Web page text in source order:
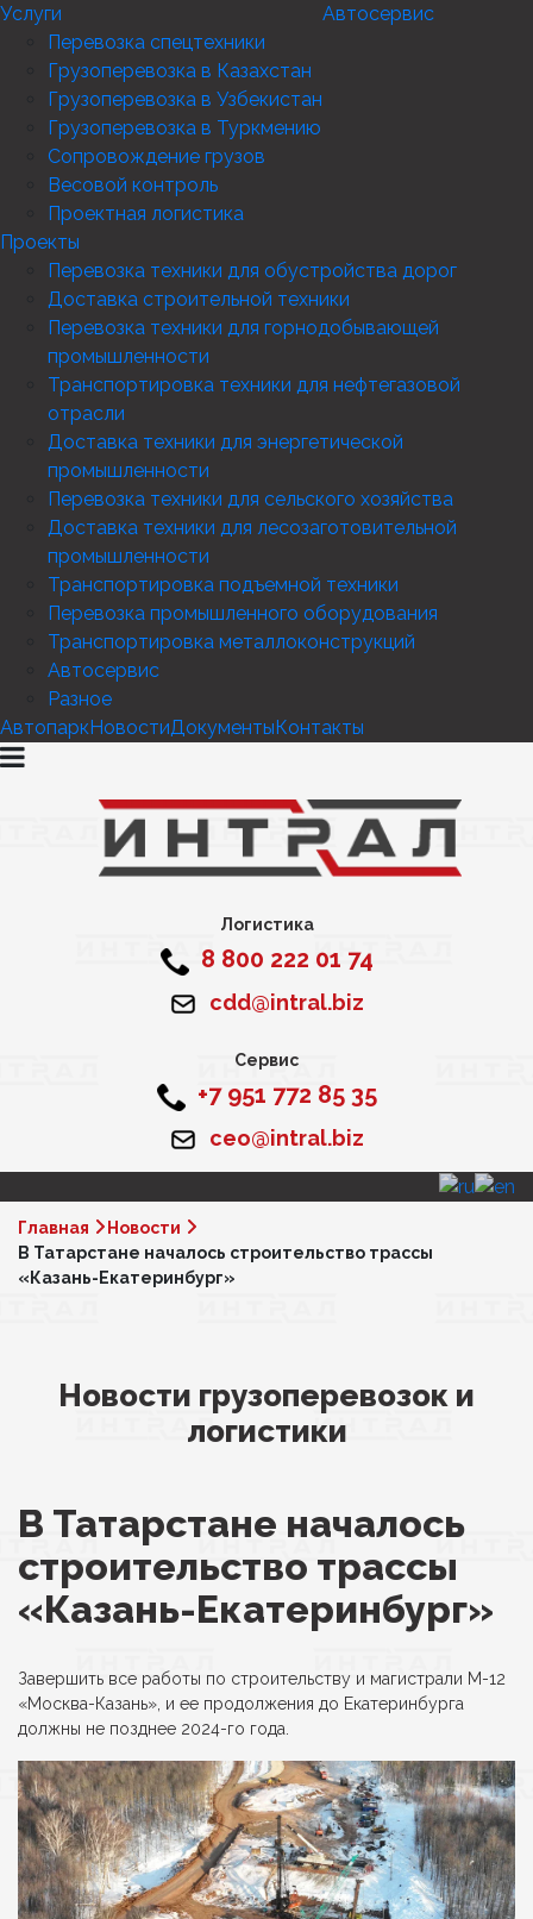
Услуги
Перевозка спецтехники
Грузоперевозка в Казахстан
Грузоперевозка в Узбекистан
Грузоперевозка в Туркмению
Сопровождение грузов
Весовой контроль
Проектная логистика
Автосервис
Проекты
Перевозка техники для обустройства дорог
Доставка строительной техники
Перевозка техники для горнодобывающей
промышленности
Транспортировка техники для нефтегазовой
отрасли
Доставка техники для энергетической
промышленности
Перевозка техники для сельского хозяйства
Доставка техники для лесозаготовительной
промышленности
Транспортировка подъемной техники
Перевозка промышленного оборудования
Транспортировка металлоконструкций
Автосервис
Разное
АвтопаркНовостиДокументыКонтакты
Логистика
8 800 222 01 74
cdd@intral.biz
Сервис
+7 951 772 85 35
ceo@intral.biz
Главная
Новости
В Татарстане началось строительство трассы
«Казань-Екатеринбург»
Новости грузоперевозок и
логистики
В Татарстане началось
строительство трассы
«Казань-Екатеринбург»
Завершить все работы по строительству и магистрали М-12
«Москва-Казань», и ее продолжения до Екатеринбурга
должны не позднее 2024-го года.